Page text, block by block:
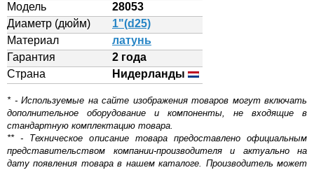
Модель
28053
Диаметр (дюйм)
1"(d25)
Материал
латунь
Гарантия
2 года
Страна
Нидерланды
* - Используемые на сайте изображения товаров могут включать
дополнительное оборудование и компоненты, не входящие в
стандартную комплектацию товара.
** - Техническое описание товара предоставлено официальным
представительством компании-производителя и актуально на
дату появления товара в нашем каталоге. Производитель может